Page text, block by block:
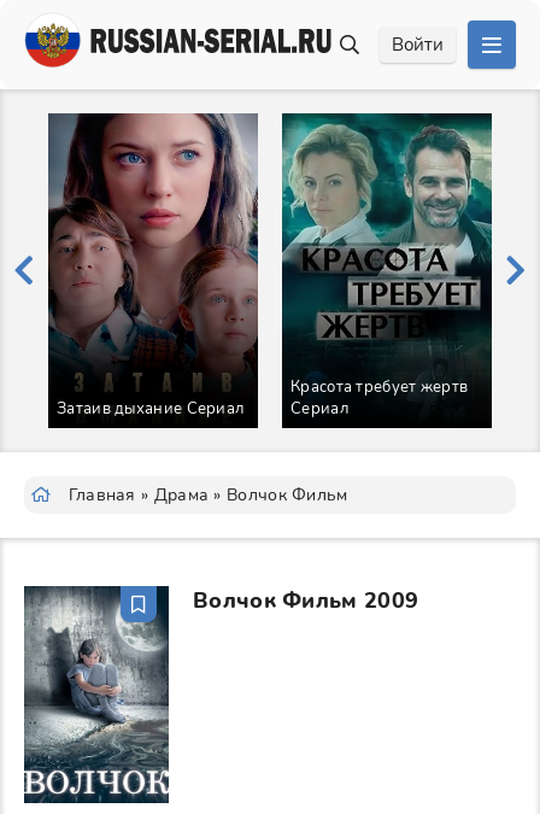
Войти
Затаив дыхание Сериал
Красота требует жертв
Сериал
Главная » Драма » Волчок Фильм
Волчок Фильм 2009